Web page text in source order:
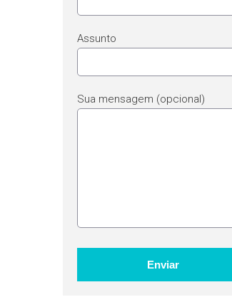
Assunto
Sua mensagem (opcional)